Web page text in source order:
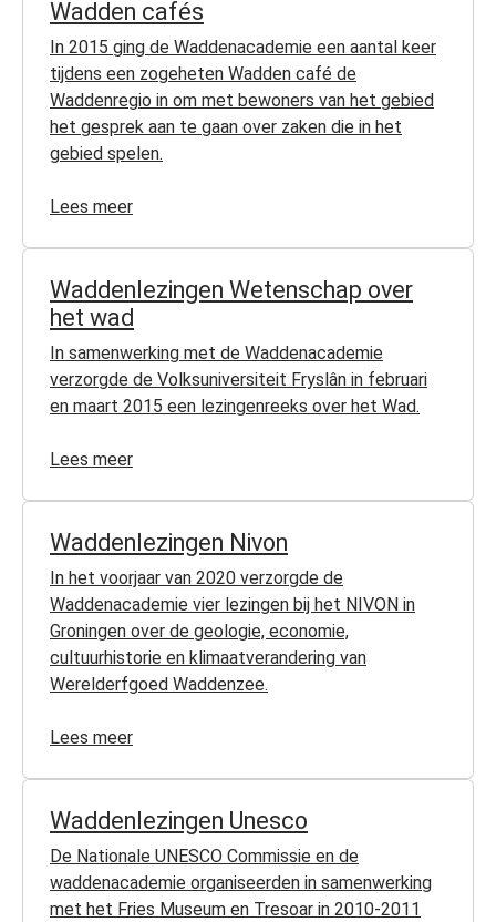
Wadden cafés
In 2015 ging de Waddenacademie een aantal keer
tijdens een zogeheten Wadden café de
Waddenregio in om met bewoners van het gebied
het gesprek aan te gaan over zaken die in het
gebied spelen.
Lees meer
Waddenlezingen Wetenschap over
het wad
In samenwerking met de Waddenacademie
verzorgde de Volksuniversiteit Fryslân in februari
en maart 2015 een lezingenreeks over het Wad.
Lees meer
Waddenlezingen Nivon
In het voorjaar van 2020 verzorgde de
Waddenacademie vier lezingen bij het NIVON in
Groningen over de geologie, economie,
cultuurhistorie en klimaatverandering van
Werelderfgoed Waddenzee.
Lees meer
Waddenlezingen Unesco
De Nationale UNESCO Commissie en de
waddenacademie organiseerden in samenwerking
met het Fries Museum en Tresoar in 2010-2011